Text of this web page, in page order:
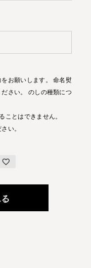
お願いします。 命名熨
さい。 のしの種類につ
とはできません。
い。